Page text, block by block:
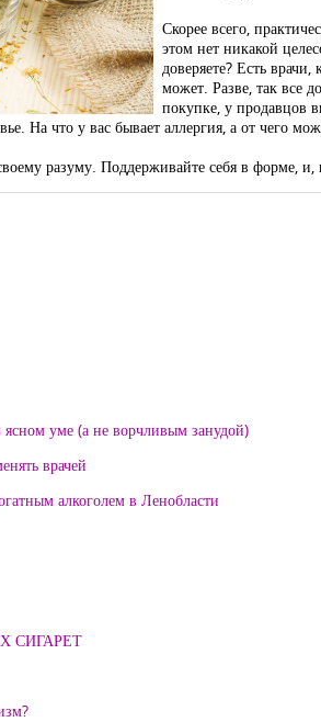
Скорее всего,
этом нет никакой
доверяете? Есть
может. Разве, так все
покупке, у продавцов
На что у вас бывает аллергия, а от чего
разуму. Поддерживайте себя в форме, и,
уме (а не ворчливым занудой)
врачей
алкоголем в Ленобласти
СИГАРЕТ